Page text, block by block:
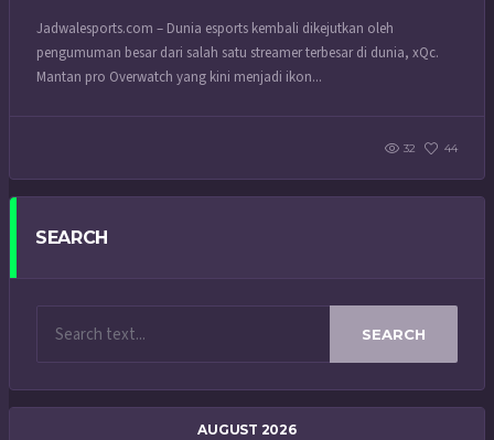
Jadwalesports.com – Dunia esports kembali dikejutkan oleh
pengumuman besar dari salah satu streamer terbesar di dunia, xQc.
Mantan pro Overwatch yang kini menjadi ikon...
32 44
SEARCH
SEARCH
AUGUST 2026